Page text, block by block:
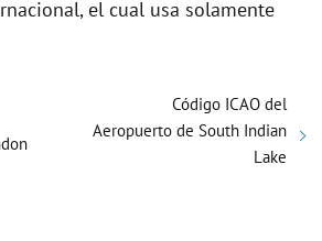
el cual usa solamente
Código ICAO del
Aeropuerto de South Indian
Lake